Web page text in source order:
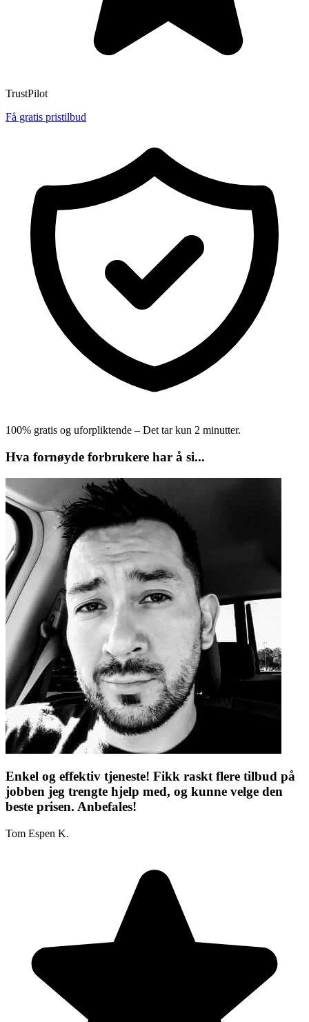
TrustPilot
Få gratis pristilbud
100% gratis og uforpliktende – Det tar kun 2 minutter.
Hva fornøyde forbrukere har å si...
Enkel og effektiv tjeneste! Fikk raskt flere tilbud på
jobben jeg trengte hjelp med, og kunne velge den
beste prisen. Anbefales!
Tom Espen K.